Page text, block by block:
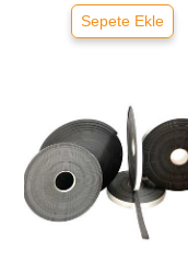
Sepete Ekle